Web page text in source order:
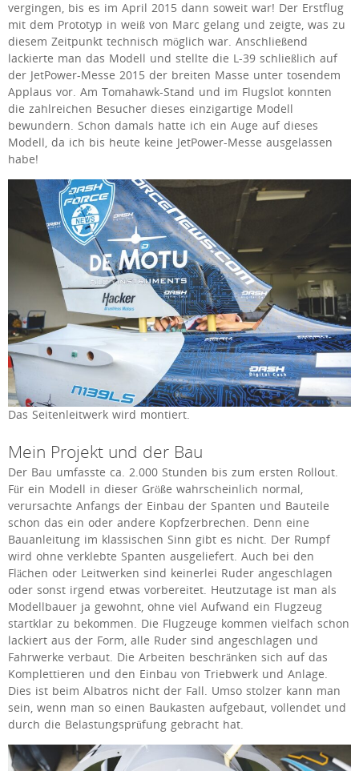
vergingen, bis es im April 2015 dann soweit war! Der Erstflug
mit dem Prototyp in weiß von Marc gelang und zeigte, was zu
diesem Zeitpunkt technisch möglich war. Anschließend
lackierte man das Modell und stellte die L-39 schließlich auf
der JetPower-Messe 2015 der breiten Masse unter tosendem
Applaus vor. Am Tomahawk-Stand und im Flugslot konnten
die zahlreichen Besucher dieses einzigartige Modell
bewundern. Schon damals hatte ich ein Auge auf dieses
Modell, da ich bis heute keine JetPower-Messe ausgelassen
habe!
Das Seitenleitwerk wird montiert.
Mein Projekt und der Bau
Der Bau umfasste ca. 2.000 Stunden bis zum ersten Rollout.
Für ein Modell in dieser Größe wahrscheinlich normal,
verursachte Anfangs der Einbau der Spanten und Bauteile
schon das ein oder andere Kopfzerbrechen. Denn eine
Bauanleitung im klassischen Sinn gibt es nicht. Der Rumpf
wird ohne verklebte Spanten ausgeliefert. Auch bei den
Flächen oder Leitwerken sind keinerlei Ruder angeschlagen
oder sonst irgend etwas vorbereitet. Heutzutage ist man als
Modellbauer ja gewohnt, ohne viel Aufwand ein Flugzeug
startklar zu bekommen. Die Flugzeuge kommen vielfach schon
lackiert aus der Form, alle Ruder sind angeschlagen und
Fahrwerke verbaut. Die Arbeiten beschränken sich auf das
Komplettieren und den Einbau von Triebwerk und Anlage.
Dies ist beim Albatros nicht der Fall. Umso stolzer kann man
sein, wenn man so einen Baukasten aufgebaut, vollendet und
durch die Belastungsprüfung gebracht hat.